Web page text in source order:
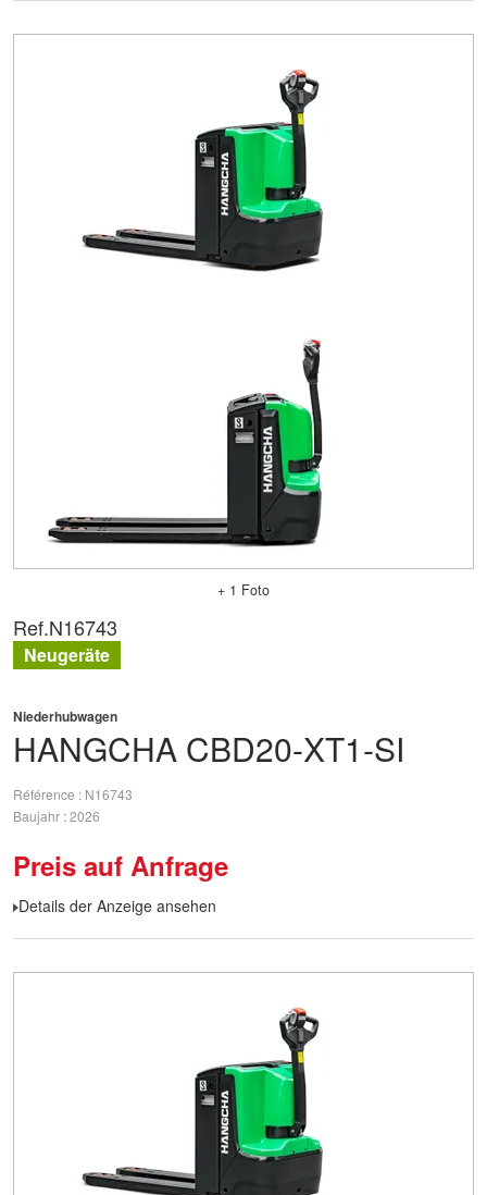
+ 1 Foto
HANGCHA CBD20-XT1-SI
Niederhubwagen
Référence
N16743
Baujahr 2026
Preis auf Anfrage
Details der Anzeige ansehen
Ref.N16743
Neugeräte